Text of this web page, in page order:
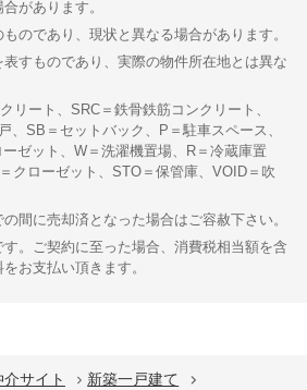
があります。
のであり、現状と異なる場合があります。
すものであり、実際の物件所在地とは異な
リート、SRC＝鉄骨鉄筋コンクリート、
SB＝セットバック、P＝駐車スペース、
ゼット、W＝洗濯機置場、R＝冷蔵庫置
クローゼット、STO＝保管庫、VOID＝吹
間に売却済となった場合はご容赦下さい。
。ご契約に至った場合、消費税相当額を含
お支払い頂きます。
サイト
新築一戸建て